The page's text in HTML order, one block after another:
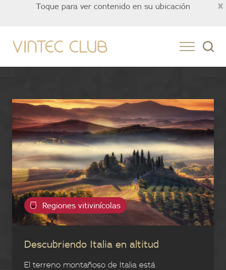
×
Toque para ver contenido en su ubicación
Regiones vitivinícolas
Descubriendo Italia en altitud
El terreno montañoso de Italia está